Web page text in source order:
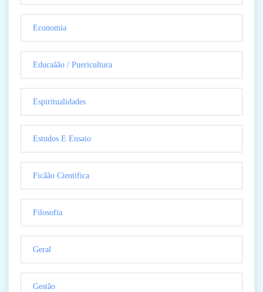
Economia
Educaãão / Puericultura
Espiritualidades
Estudos E Ensaio
Ficãão Cientifica
Filosofia
Geral
Gestão